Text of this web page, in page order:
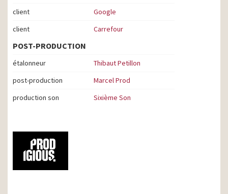
client
Google
client
Carrefour
POST-PRODUCTION
étalonneur
Thibaut Petillon
post-production
Marcel Prod
production son
Sixième Son